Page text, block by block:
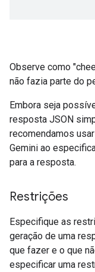
Observe como
não fazia parte do
Embora seja
resposta JSON
recomendamos
Gemini ao
para a resposta.
Restrições
Especifique as
geração de uma
que fazer e o que
especificar uma